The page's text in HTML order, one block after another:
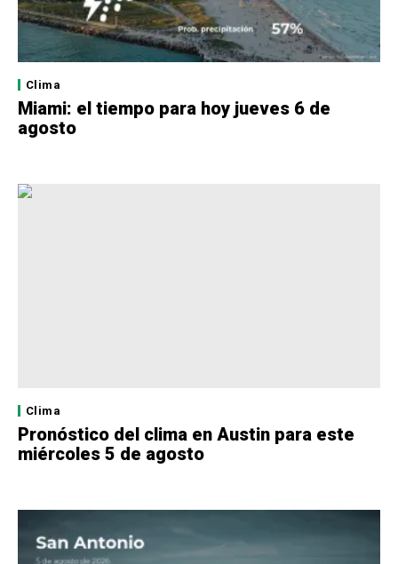
Clima
Miami: el tiempo para hoy jueves 6 de
agosto
Clima
Pronóstico del clima en Austin para este
miércoles 5 de agosto